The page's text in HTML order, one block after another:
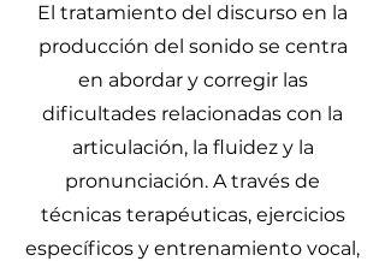
El tratamiento del discurso en la
producción del sonido se centra
en abordar y corregir las
dificultades relacionadas con la
articulación, la fluidez y la
pronunciación. A través de
técnicas terapéuticas, ejercicios
específicos y entrenamiento vocal,